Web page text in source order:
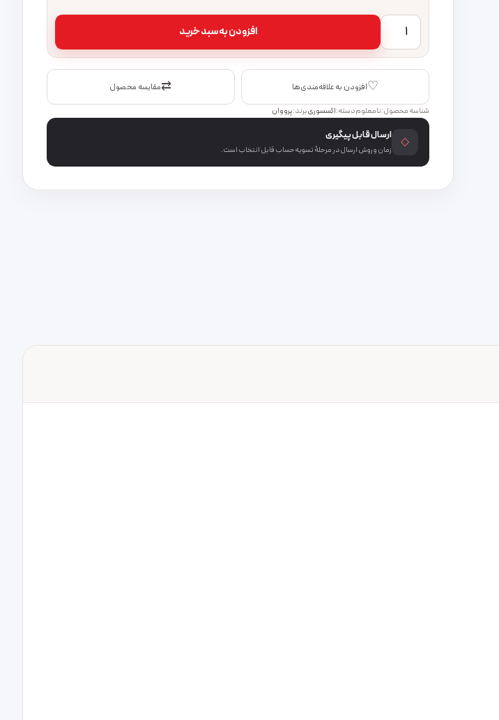
ماوس بی‌ سیم پرووان مدل PMW95 عدد افزودن به سبد خرید
♡افزودن به علاقه‌مندی‌ها ⇄مقایسه محصول
شناسه محصول:نامعلومدسته:اکسسوریبرند:پرووان
◇ ارسال قابل پیگیری
زمان و روش ارسال در مرحلهٔ تسویه‌حساب قابل انتخاب است.